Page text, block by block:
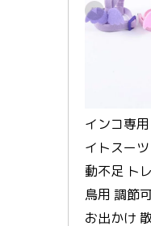
インコ専
イトスー
動不足 ト
鳥用 調節
お出かけ